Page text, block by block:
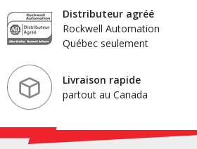
Distributeur agréé
Rockwell Automation
Québec seulement
Livraison rapide
partout au Canada